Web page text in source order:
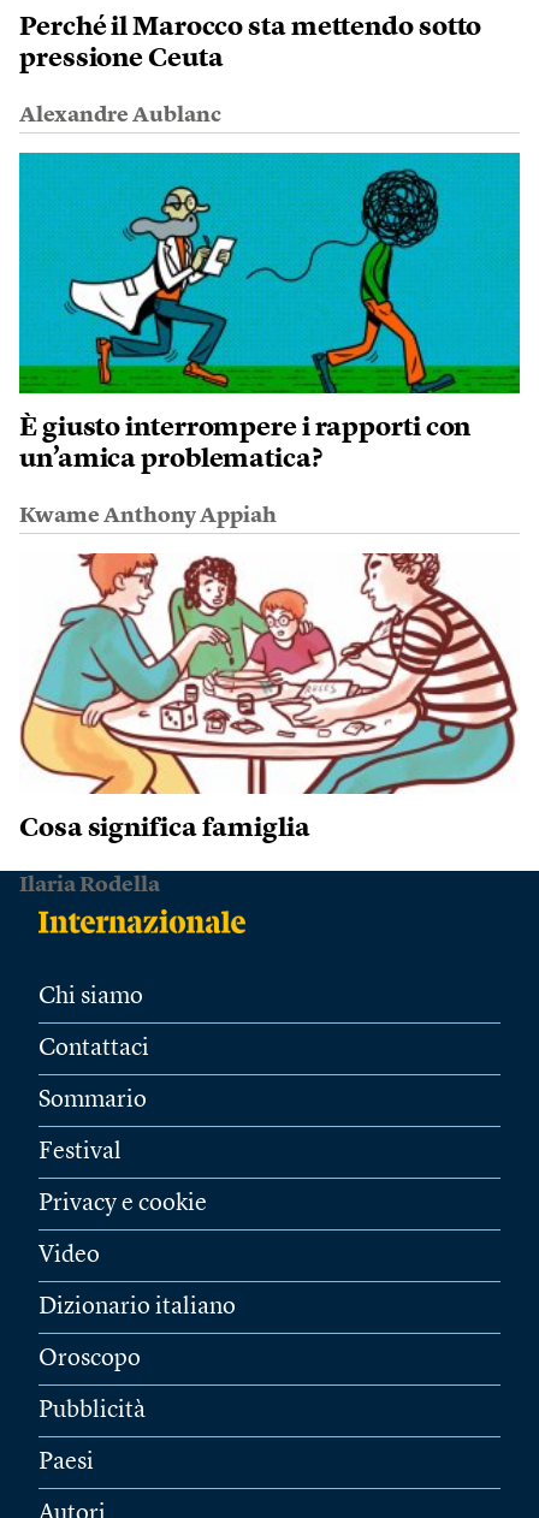
Perché il Marocco sta mettendo sotto
pressione Ceuta
Alexandre Aublanc
È giusto interrompere i rapporti con
un’amica problematica?
Kwame Anthony Appiah
Cosa significa famiglia
Ilaria Rodella
Chi siamo
Contattaci
Sommario
Festival
Privacy e cookie
Video
Dizionario italiano
Oroscopo
Pubblicità
Paesi